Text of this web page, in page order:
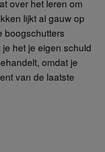
over het leren om
lijkt al gauw op
boogschutters
het je eigen schuld
omdat je
van de laatste